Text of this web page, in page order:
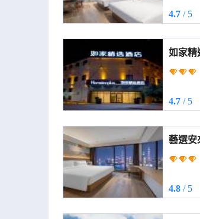
4.7 / 5
如家精
Plus
4.7 / 5
藝選安
Anlai
4.8 / 5